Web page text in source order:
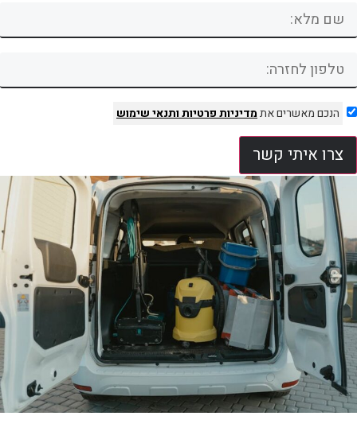
הנכם מאשרים אתמדיניות פרטיותותנאי שימוש
צרו איתי קשר